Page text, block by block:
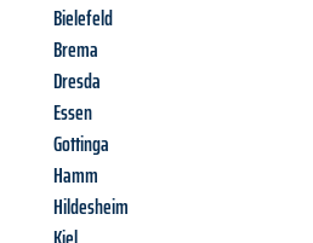
Bielefeld
Brema
Dresda
Essen
Gottinga
Hamm
Hildesheim